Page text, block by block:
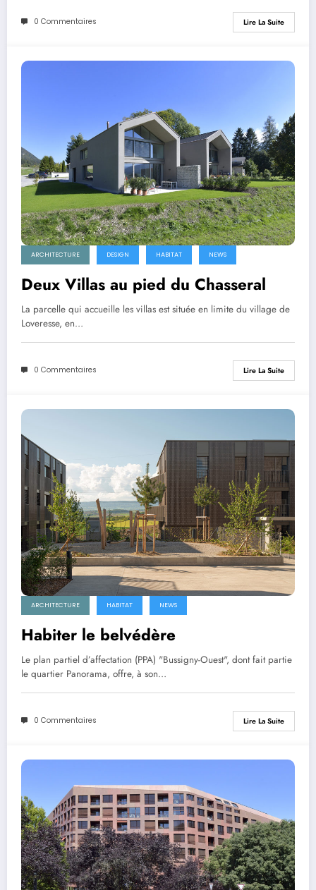
0 Commentaires Lire La Suite
ARCHITECTURE DESIGN HABITAT NEWS
Deux Villas au pied du Chasseral
La parcelle qui accueille les villas est située en limite du village de
Loveresse, en…
0 Commentaires Lire La Suite
ARCHITECTURE HABITAT NEWS
Habiter le belvédère
Le plan partiel d’affectation (PPA) "Bussigny-Ouest", dont fait partie
le quartier Panorama, offre, à son…
0 Commentaires Lire La Suite